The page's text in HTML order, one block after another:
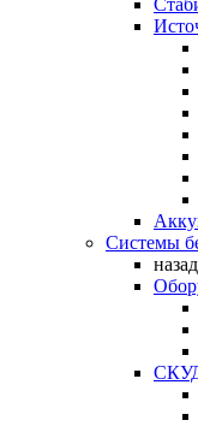
Системы
назад